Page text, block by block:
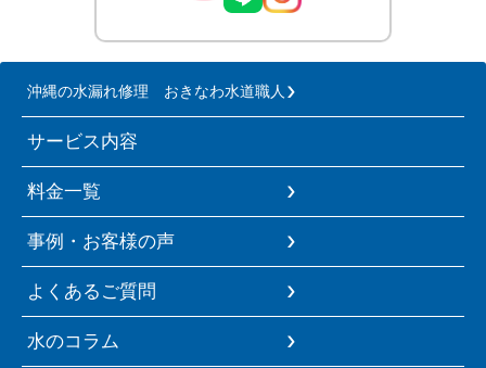
沖縄の水漏れ修理 おきなわ水道職人
サービス内容
料金一覧
事例・お客様の声
よくあるご質問
水のコラム